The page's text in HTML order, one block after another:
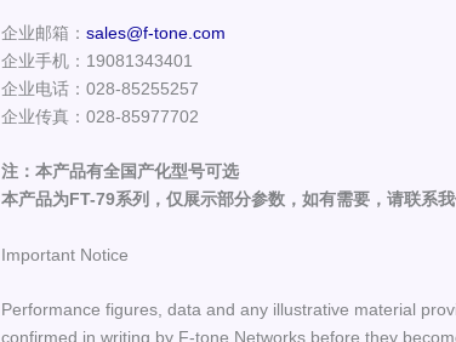
企业邮箱： sales@f-tone.com
企业手机：19081343401
企业电话：028-85255257
企业传真：028-85977702
注：本产品有全国产化型号可选
本产品为FT-79系列，仅展示部分参数，如有需要，请联系我
Important Notice
Performance figures, data and any illustrative material
confirmed in writing by F-tone Networks before they